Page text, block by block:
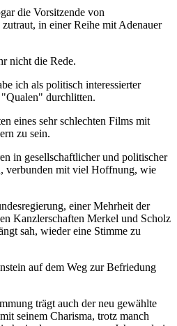
die Vorsitzende von
in einer Reihe mit Adenauer
nicht die Rede.
ich als politisch interessierter
durchlitten.
eines sehr schlechten Films mit
zu sein.
in gesellschaftlicher und politischer
verbunden mit viel Hoffnung, wie
einer Mehrheit der
Kanzlerschaften Merkel und Scholz
sah, wieder eine Stimme zu
auf dem Weg zur Befriedung
trägt auch der neu gewählte
seinem Charisma, trotz manch